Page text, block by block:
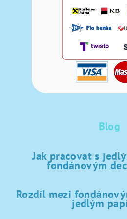
Blog
Jak pracovat s
fondánovým
Rozdíl mezi
jedlým